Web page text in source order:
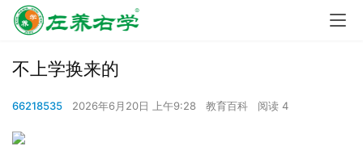
不上学换来的
66218535 2026年6月20日 上午9:28 教育百科 阅读 4